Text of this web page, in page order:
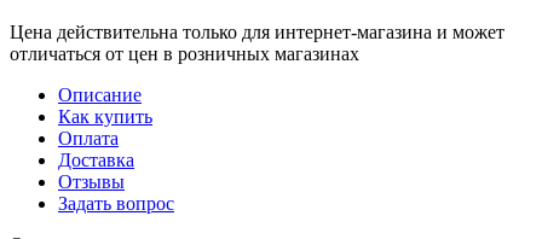
Цена действительна только для интернет-магазина и может
отличаться от цен в розничных магазинах
Описание
Как купить
Оплата
Доставка
Отзывы
Задать вопрос